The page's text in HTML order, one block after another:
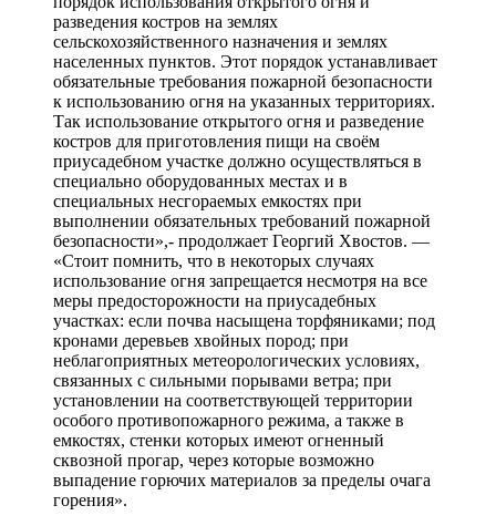
разведения костров на землях
сельскохозяйственного назначения и землях
населенных пунктов. Этот порядок устанавливает
обязательные требования пожарной безопасности
к использованию огня на указанных территориях.
Так использование открытого огня и разведение
костров для приготовления пищи на своём
приусадебном участке должно осуществляться в
специально оборудованных местах и в
специальных несгораемых емкостях при
выполнении обязательных требований пожарной
безопасности»,- продолжает Георгий Хвостов. —
«Стоит помнить, что в некоторых случаях
использование огня запрещается несмотря на все
меры предосторожности на приусадебных
участках: если почва насыщена торфяниками; под
кронами деревьев хвойных пород; при
неблагоприятных метеорологических условиях,
связанных с сильными порывами ветра; при
установлении на соответствующей территории
особого противопожарного режима, а также в
емкостях, стенки которых имеют огненный
сквозной прогар, через которые возможно
выпадение горючих материалов за пределы очага
горения».